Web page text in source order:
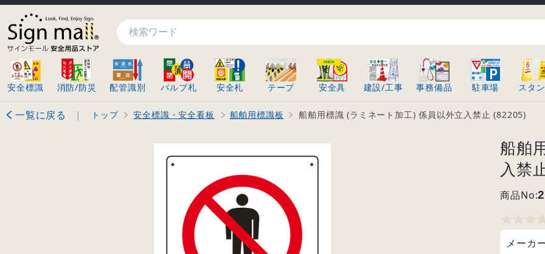
検索
安全標識 消防/防災 配管識別 バルブ札 安全札 テープ 安全具 建設/工事 事務備品 駐車場 スタ
一覧に戻る | トップ 安全標識・安全看板 船舶用標識板 船舶用標識 (ラミネート加工) 係員以外立入禁止 (82205)
船舶
入禁
商品No:
メーカ